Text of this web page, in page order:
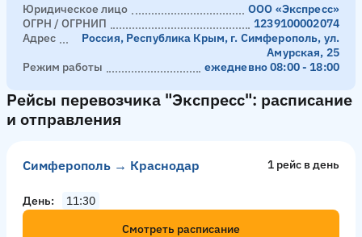
Юридическое лицо
ООО «Экспресс»
ОГРН / ОГРНИП
1239100002074
Адрес
Россия, Республика Крым, г. Симферополь, ул.
Амурская, 25
Режим работы
ежедневно 08:00 - 18:00
Рейсы перевозчика "Экспресс": расписание
и отправления
Симферополь → Краснодар 1 рейс в день
День
11:30
Смотреть расписание